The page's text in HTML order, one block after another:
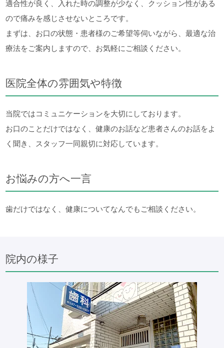
適合性が良く、入れた時の調整が少なく、クッション性がある
ので痛みを感じさせないところです。
まずは、お口の状態・患者様のご希望等伺いながら、最適な治
療法をご案内しますので、お気軽にご相談ください。
医院全体の雰囲気や特徴
当院ではコミュニケーションを大切にしております。
お口のことだけではなく、健康のお話など患者さんのお話をよ
く聞き、スタッフ一同親切に対応しています。
お悩みの方へ一言
歯だけではなく、健康についてなんでもご相談ください。
院内の様子